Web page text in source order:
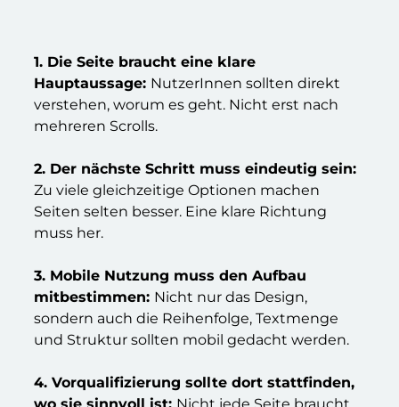
1. Die Seite braucht eine klare
Hauptaussage: NutzerInnen sollten direkt
verstehen, worum es geht. Nicht erst nach
mehreren Scrolls.
2. Der nächste Schritt muss eindeutig sein:
Zu viele gleichzeitige Optionen machen
Seiten selten besser. Eine klare Richtung
muss her.
3. Mobile Nutzung muss den Aufbau
mitbestimmen: Nicht nur das Design,
sondern auch die Reihenfolge, Textmenge
und Struktur sollten mobil gedacht werden.
4. Vorqualifizierung sollte dort stattfinden,